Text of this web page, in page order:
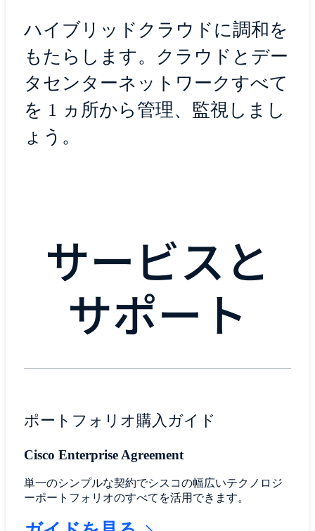
ハイブリッドクラウドに調和を
もたらします。クラウドとデー
タセンターネットワークすべて
を 1 ヵ所から管理、監視しまし
ょう。
サービスと
サポート
ポートフォリオ購入ガイド
Cisco Enterprise Agreement
単一のシンプルな契約でシスコの幅広いテクノロジ
ーポートフォリオのすべてを活用できます。